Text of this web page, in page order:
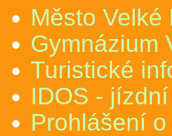
Město Velké
Gymnázium
Turistické
IDOS -
Prohlášení